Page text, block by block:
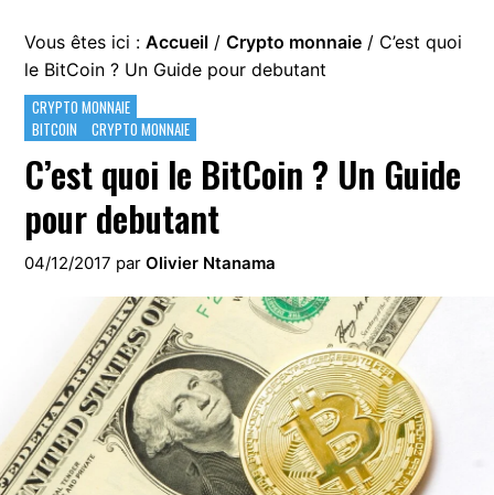
Vous êtes ici :Accueil / Crypto monnaie / C’est quoi
le BitCoin ? Un Guide pour debutant
CRYPTO MONNAIE
BITCOIN
CRYPTO MONNAIE
C’est quoi le BitCoin ? Un Guide
pour debutant
04/12/2017 parOlivier Ntanama